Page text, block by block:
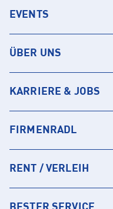
EVENTS
ÜBER UNS
KARRIERE & JOBS
FIRMENRADL
RENT / VERLEIH